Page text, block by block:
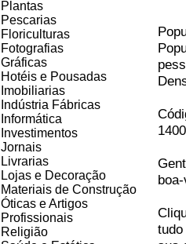
Plantas
Pescarias
Floriculturas
Fotografias
Gráficas
Hotéis e Pousadas
Imobiliarias
Indústria Fábricas
Informática
Investimentos
Jornais
Livrarias
Lojas e Decoração
Materiais de Construção
Óticas e Artigos
Profissionais
Religião